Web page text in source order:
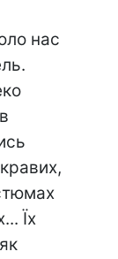
нас
Їх